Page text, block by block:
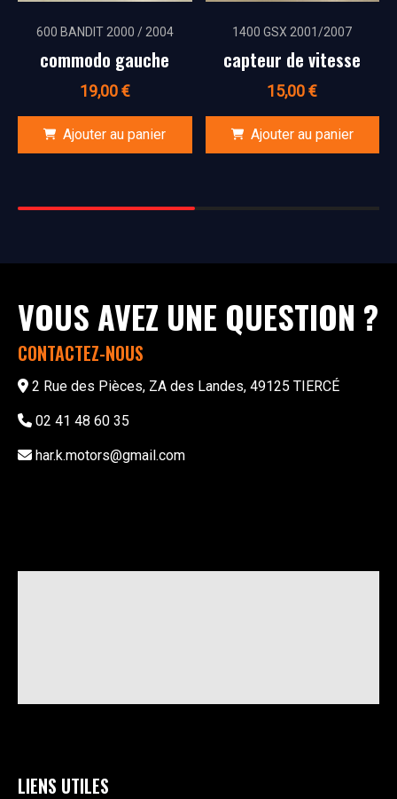
600 BANDIT 2000 / 2004
commodo gauche
19,00€
Ajouter au panier
1400 GSX 2001/2007
capteur de vitesse
15,00€
Ajouter au panier
VOUS AVEZ UNE QUESTION ?
CONTACTEZ-NOUS
2 Rue des Pièces, ZA des Landes, 49125 TIERCÉ
02 41 48 60 35
har.k.motors@gmail.com
LIENS UTILES